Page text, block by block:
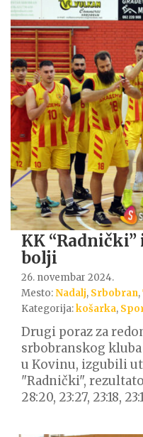
KK
bolji
26. novembar 2024.
Mesto:Nadalj, Srbobran,
Kategorija:košarka,
Drugi poraz za
srbobranskog kluba
u Kovinu, izgubili
"Radnički",
28:20, 23:27, 23:18,